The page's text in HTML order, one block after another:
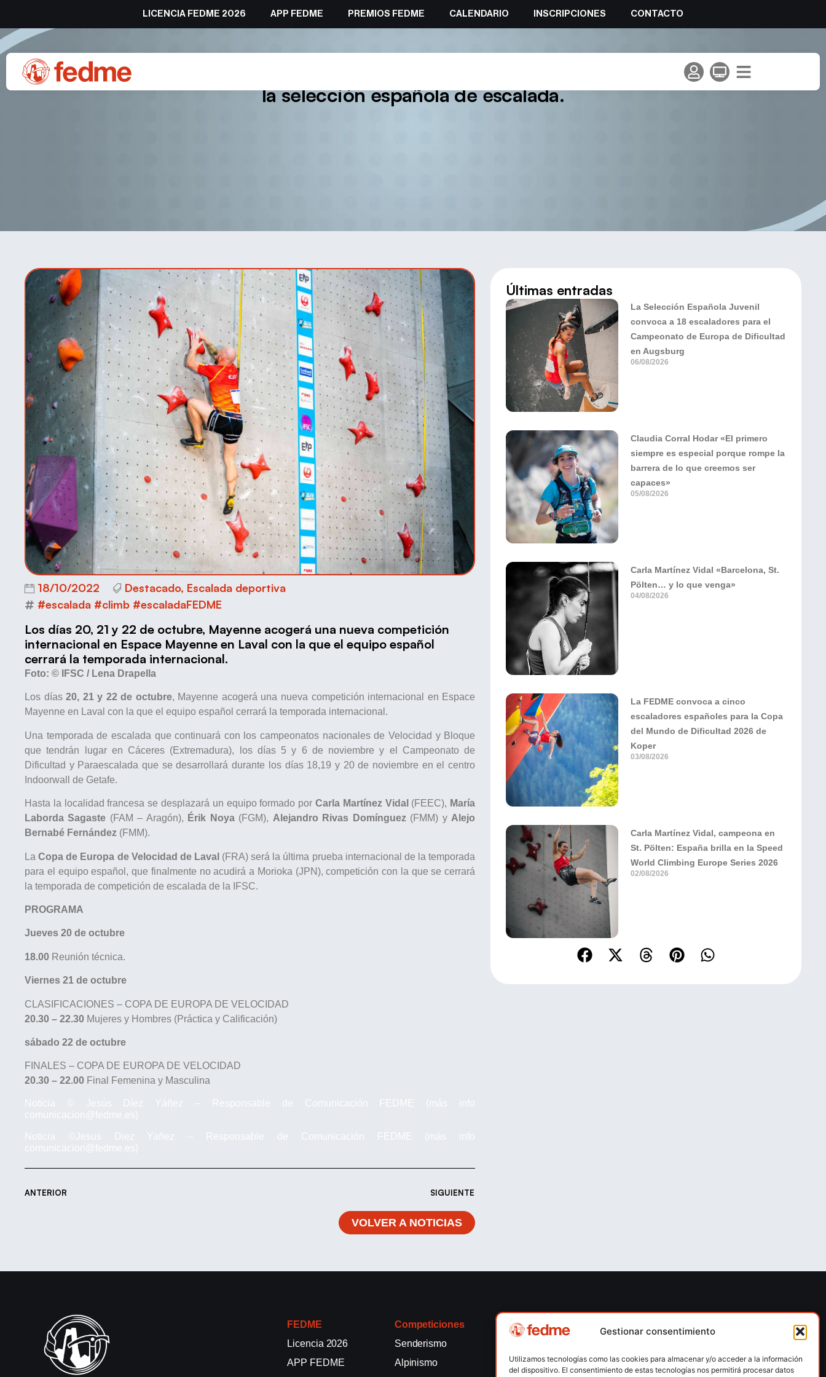
Gestionar consentimiento
Utilizamos tecnologías como las cookies para almacenar y/o acceder a la información
del dispositivo. El consentimiento de estas tecnologías nos permitirá procesar datos
LICENCIA FEDME 2026 APP FEDME PREMIOS FEDME CALENDARIO INSCRIPCIONES CONTACTO
La Copa de Europa de Velocidad de Laval (FRA) cerrará la temporada internacional de
la selección española de escalada.
18/10/2022 Destacado, Escalada deportiva
#escalada #climb #escaladaFEDME
Los días 20, 21 y 22 de octubre, Mayenne acogerá una nueva competición
internacional en Espace Mayenne en Laval con la que el equipo español
cerrará la temporada internacional.
Foto: © IFSC / Lena Drapella
Los días20, 21 y 22 de octubre, Mayenne acogerá una nueva competición internacional en Espace
Mayenne en Laval con la que el equipo español cerrará la temporada internacional.
Una temporada de escalada que continuará con los campeonatos nacionales de Velocidad y Bloque
que tendrán lugar en Cáceres (Extremadura), los días 5 y 6 de noviembre y el Campeonato de
Dificultad y Paraescalada que se desarrollará durante los días 18,19 y 20 de noviembre en el centro
Indoorwall de Getafe.
Hasta la localidad francesa se desplazará un equipo formado por Carla Martínez Vidal (FEEC), María
Laborda Sagaste (FAM – Aragón), Érik Noya(FGM), Alejandro Rivas Domínguez(FMM) y Alejo
Bernabé Fernández (FMM).
LaCopa de Europa de Velocidad de Laval (FRA) será la última prueba internacional de la temporada
para el equipo español, que finalmente no acudirá a Morioka (JPN), competición con la que se cerrará
la temporada de competición de escalada de la IFSC.
PROGRAMA
Jueves 20 de octubre
18.00 Reunión técnica.
Viernes 21 de octubre
CLASIFICACIONES – COPA DE EUROPA DE VELOCIDAD
20.30 – 22.30 Mujeres y Hombres (Práctica y Calificación)
sábado 22 de octubre
FINALES – COPA DE EUROPA DE VELOCIDAD
20.30 – 22.00 Final Femenina y Masculina
Noticia © Jesús Díez Yáñez – Responsable de Comunicación FEDME (más info
comunicacion@fedme.es)
Noticia ©Jesus Diez Yañez – Responsable de Comunicación FEDME (más info
comunicacion@fedme.es)
ANTERIOR SIGUIENTE
VOLVER A NOTICIAS
Últimas entradas
La Selección Española Juvenil
convoca a 18 escaladores para el
Campeonato de Europa de Dificultad
en Augsburg
06/08/2026
Claudia Corral Hodar «El primero
siempre es especial porque rompe la
barrera de lo que creemos ser
capaces»
05/08/2026
Carla Martínez Vidal «Barcelona, St.
Pölten… y lo que venga»
04/08/2026
La FEDME convoca a cinco
escaladores españoles para la Copa
del Mundo de Dificultad 2026 de
Koper
03/08/2026
Carla Martínez Vidal, campeona en
St. Pölten: España brilla en la Speed
World Climbing Europe Series 2026
02/08/2026
FEDME
Licencia 2026
APP FEDME
Competiciones
Senderismo
Alpinismo
Competiciones
Escalada en hielo
Barcelona